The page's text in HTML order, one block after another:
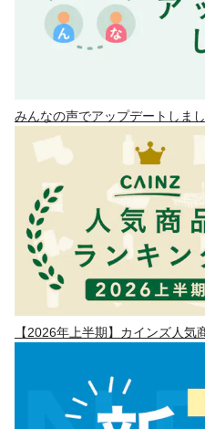
みんなの声でアップデートしま
【2026年上半期】カインズ人気